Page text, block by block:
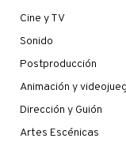
Cine y TV
Sonido
Postproducción
Animación y
Dirección y Guión
Artes Escénicas